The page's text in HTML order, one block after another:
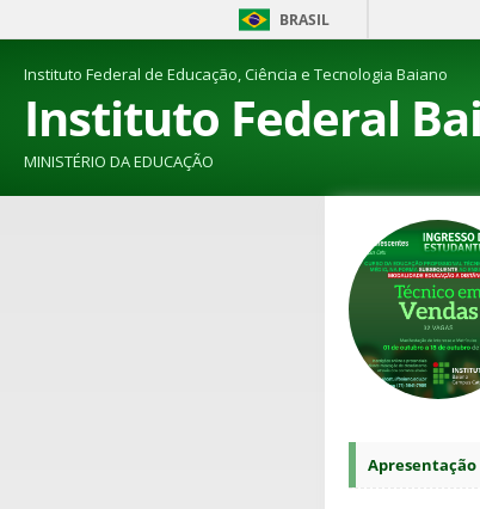
BRASIL
Instituto Federal de Educação, Ciência e Tecnologia Baiano
Instituto Federal
MINISTÉRIO DA EDUCAÇÃO
Apresentação